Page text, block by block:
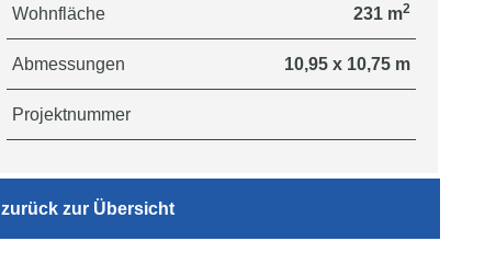
Wohnfläche 231 m2
Abmessungen 10,95 x 10,75 m
Projektnummer
zurück zur Übersicht